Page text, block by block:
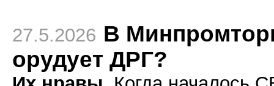
27.5.2026 В
орудует ДРГ?